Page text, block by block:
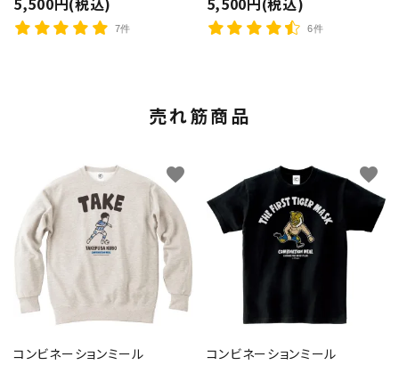
7件 6件
売れ筋商品
コンビネーションミール
favorite
コンビネーションミール
favorite